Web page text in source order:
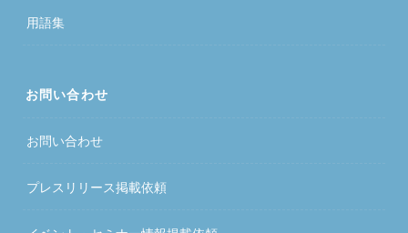
用語集
お問い合わせ
お問い合わせ
プレスリリース掲載依頼